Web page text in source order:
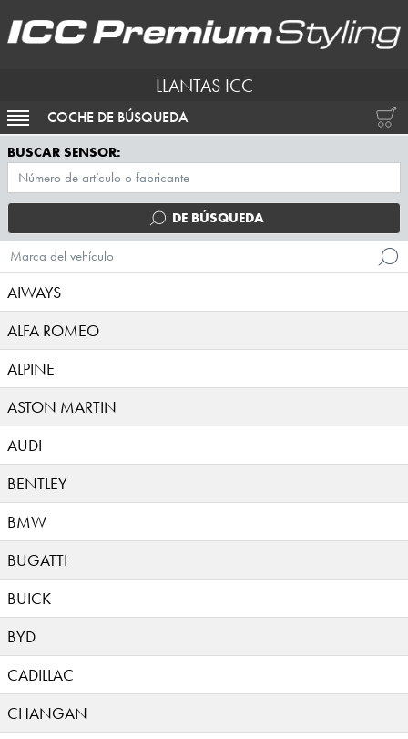
LLANTAS ICC
ACTIVAR NAVEGACIÓN
COCHE DE BÚSQUEDA
BUSCAR SENSOR:
DE BÚSQUEDA
Marca del vehículo
AIWAYS
ALFA ROMEO
ALPINE
ASTON MARTIN
AUDI
BENTLEY
BMW
BUGATTI
BUICK
BYD
CADILLAC
CHANGAN